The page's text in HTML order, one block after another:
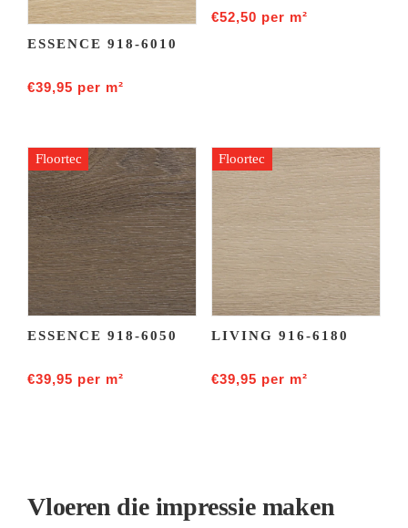
ESSENCE 918-6010
€39,95 per m²
€52,50 per m²
Floortec
ESSENCE 918-6050
€39,95 per m²
Floortec
LIVING 916-6180
€39,95 per m²
Vloeren die impressie maken